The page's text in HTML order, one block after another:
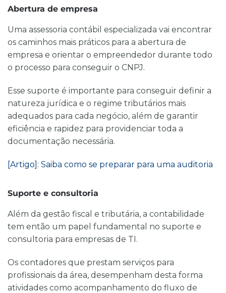
Abertura de empresa
Uma assessoria contábil especializada vai encontrar
os caminhos mais práticos para a abertura de
empresa e orientar o empreendedor durante todo
o processo para conseguir o CNPJ.
Esse suporte é importante para conseguir definir a
natureza jurídica e o regime tributários mais
adequados para cada negócio, além de garantir
eficiência e rapidez para providenciar toda a
documentação necessária.
[Artigo]: Saiba como se preparar para uma auditoria
Suporte e consultoria
Além da gestão fiscal e tributária, a contabilidade
tem então um papel fundamental no suporte e
consultoria para empresas de TI.
Os contadores que prestam serviços para
profissionais da área, desempenham desta forma
atividades como acompanhamento do fluxo de